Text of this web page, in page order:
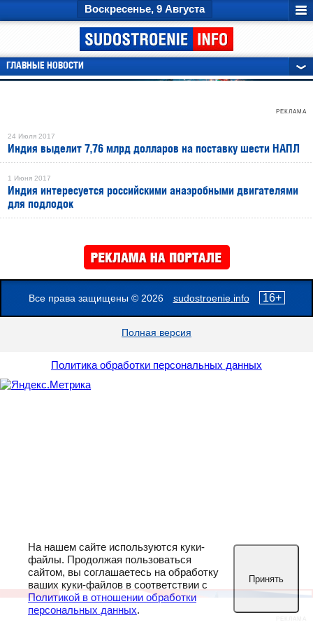
Воскресенье, 9 Августа
ГЛАВНЫЕ НОВОСТИ
РЕКЛАМА
24 Июля 2017
Индия выделит 7,76 млрд долларов на поставку шести НАПЛ
1 Июня 2017
Индия интересуется российскими анаэробными двигателями
для подлодок
Все права защищены © 2026 sudostroenie.info 16+
Полная версия
Политика обработки персональных данных
На нашем сайте используются куки-
файлы. Продолжая пользоваться
сайтом, вы соглашаетесь на обработку
ваших куки-файлов в соответствии с
Политикой в отношении обработки
персональных данных.
Принять